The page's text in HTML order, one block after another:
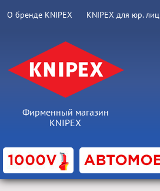
О бренде KNIPEX KNIPEX для юр. лиц
Фирменный магазин
KNIPEX